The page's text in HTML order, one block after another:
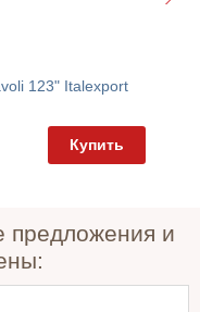
123" Italexport
Купить
предложения и